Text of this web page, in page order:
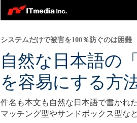
自然な日本語の
を容易にする方
システムだけで被害を100％防ぐのは困難
件名も本文も自然な日本語で書かれ
マッチング型やサンドボックス型な